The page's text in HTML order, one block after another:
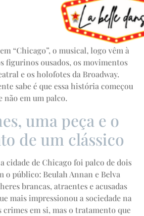
“Chicago”, o musical, logo vêm à
figurinos ousados, os movimentos
e os holofotes da Broadway.
sabe é que essa história começou
em um palco.
uma peça e o
de um clássico
a cidade de Chicago foi palco de dois
o público: Beulah Annan e Belva
brancas, atraentes e acusadas
mais impressionou a sociedade na
crimes em si, mas o tratamento que